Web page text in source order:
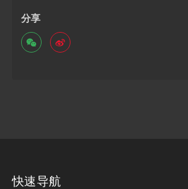
分享
快速导航